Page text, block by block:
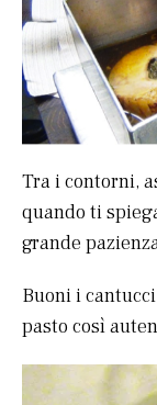
Tra i contorni,
quando ti
grande
Buoni i
pasto così